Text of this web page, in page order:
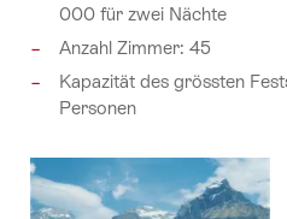
000 für zwei Nächte
Anzahl Zimmer: 45
Kapazität des grössten
Personen